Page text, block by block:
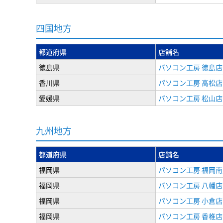
四国地方
都道府県 店舗名
徳島県
パソコン工房 徳島店
香川県
パソコン工房 高松店
愛媛県
パソコン工房 松山店
九州地方
都道府県 店舗名
福岡県
パソコン工房 福岡
福岡県
パソコン工房 八幡店
福岡県
パソコン工房 小倉店
福岡県
パソコン工房 香椎店